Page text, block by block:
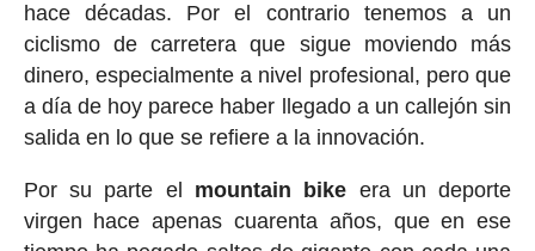
hace décadas. Por el contrario tenemos a un
ciclismo de carretera que sigue moviendo más
dinero, especialmente a nivel profesional, pero que
a día de hoy parece haber llegado a un callejón sin
salida en lo que se refiere a la innovación.
Por su parte el mountain bike era un deporte
virgen hace apenas cuarenta años, que en ese